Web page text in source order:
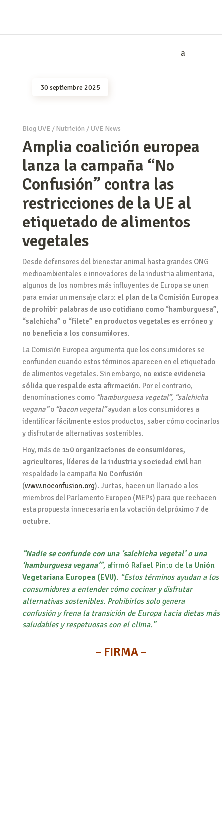
30 septiembre 2025
Blog UVE/ Nutrición /UVE News
Amplia coalición europea
lanza la campaña “No
Confusión” contra las
restricciones de la UE al
etiquetado de alimentos
vegetales
Desde defensores del bienestar animal hasta grandes ONG
medioambientales e innovadores de la industria alimentaria,
algunos de los nombres más influyentes de Europa se unen
para enviar un mensaje claro: el plan de la Comisión Europea
de prohibir palabras de uso cotidiano como “hamburguesa”,
“salchicha” o “filete” en productos vegetales es erróneo y
no beneficia a los consumidores.
La Comisión Europea argumenta que los consumidores se
confunden cuando estos términos aparecen en el etiquetado
de alimentos vegetales. Sin embargo, no existe evidencia
sólida que respalde esta afirmación. Por el contrario,
denominaciones como “hamburguesa vegetal”, “salchicha
vegana”o “bacon vegetal”ayudan a los consumidores a
identificar fácilmente estos productos, saber cómo cocinarlos
y disfrutar de alternativas sostenibles.
Hoy, más de 150 organizaciones de consumidores,
agricultores, líderes de la industria y sociedad civilhan
respaldado la campaña No Confusión
(www.noconfusion.org). Juntas, hacen un llamado a los
miembros del Parlamento Europeo (MEPs) para que rechacen
esta propuesta innecesaria en la votación del próximo 7 de
octubre.
“Nadie se confunde con una ‘salchicha vegetal’ o una
‘hamburguesa vegana’”,afirmó Rafael Pinto de la Unión
Vegetariana Europea (EVU). “Estos términos ayudan a los
consumidores a entender cómo cocinar y disfrutar
alternativas sostenibles. Prohibirlos solo genera
confusión y frena la transición de Europa hacia dietas más
saludables y respetuosas con el clima.”
– FIRMA –